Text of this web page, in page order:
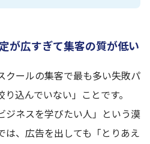
が広すぎて集客の質が低い
クールの集客で最も多い失敗パ
込んでいない」ことです。
ジネスを学びたい人」という漠
は、広告を出しても「とりあえ